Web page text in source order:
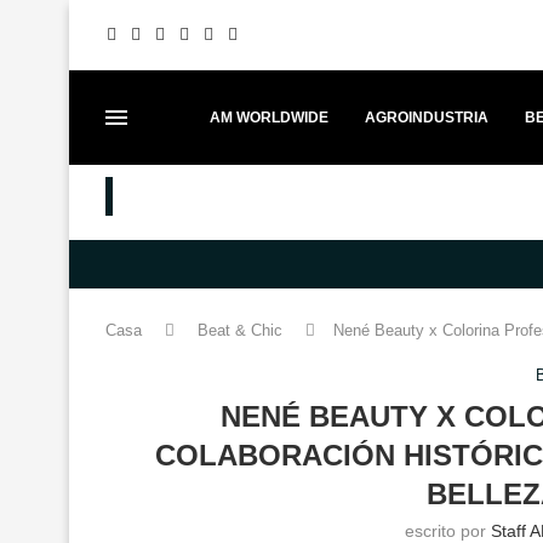
AM WORLDWIDE AGROINDUSTRIA
Casa Beat & Chic Nené Beauty x Colorina
NENÉ BEAUTY X
COLABORACIÓN
escrito por Staff